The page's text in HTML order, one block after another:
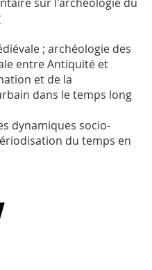
; archéologie des
entre Antiquité et
et de la
dans le temps long
dynamiques socio-
du temps en